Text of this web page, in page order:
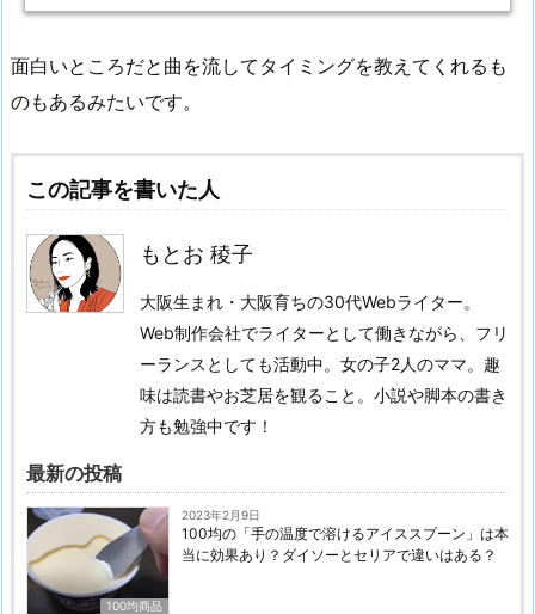
面白いところだと曲を流してタイミングを教えてくれるも
のもあるみたいです。
この記事を書いた人
もとお 稜子
大阪生まれ・大阪育ちの30代Webライター。
Web制作会社でライターとして働きながら、フリ
ーランスとしても活動中。女の子2人のママ。趣
味は読書やお芝居を観ること。小説や脚本の書き
方も勉強中です！
最新の投稿
100均商品
2023年2月9日
100均の「手の温度で溶けるアイススプーン」は本
当に効果あり？ダイソーとセリアで違いはある？